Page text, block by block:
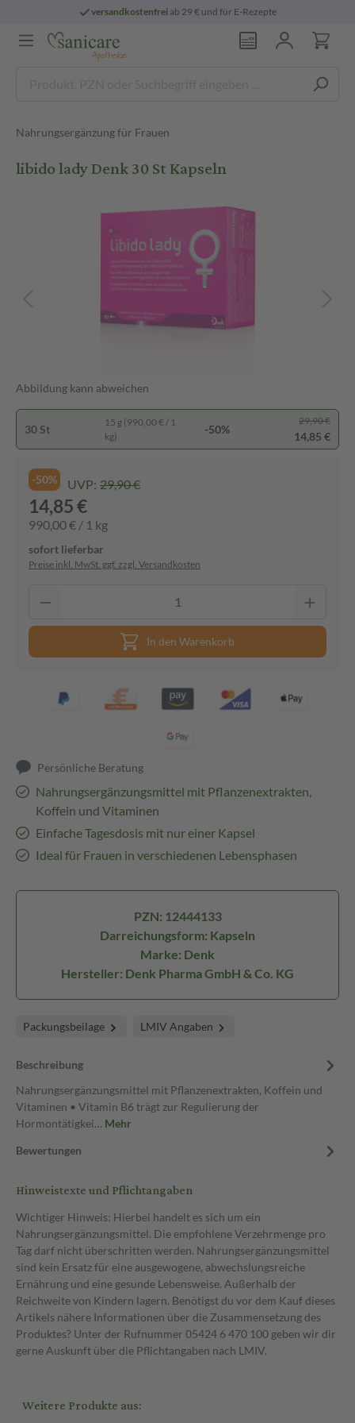
versandkostenfreiab 29 € und für E-Rezepte
Nahrungsergänzung für Frauen
libido lady Denk 30 St Kapseln
Abbildung kann abweichen
30 St
15 g (990,00 € / 1
kg)
-50%
29,90 €
14,85 €
-50% UVP: 29,90 €
14,85 €
990,00 € / 1 kg
sofort lieferbar
Preise inkl. MwSt. ggf. zzgl. Versandkosten
In den Warenkorb
Persönliche Beratung
Nahrungsergänzungsmittel mit Pflanzenextrakten,
Koffein und Vitaminen
Einfache Tagesdosis mit nur einer Kapsel
Ideal für Frauen in verschiedenen Lebensphasen
PZN: 12444133
Darreichungsform: Kapseln
Marke: Denk
Hersteller: Denk Pharma GmbH & Co. KG
Packungsbeilage LMIV Angaben
Beschreibung
Nahrungsergänzungsmittel mit Pflanzenextrakten, Koffein und
Vitaminen • Vitamin B6 trägt zur Regulierung der
Hormontätigkei… Mehr
Bewertungen
Hinweistexte und Pflichtangaben
Wichtiger Hinweis: Hierbei handelt es sich um ein
Nahrungsergänzungsmittel. Die empfohlene Verzehrmenge pro
Tag darf nicht überschritten werden. Nahrungsergänzungsmittel
sind kein Ersatz für eine ausgewogene, abwechslungsreiche
Ernährung und eine gesunde Lebensweise. Außerhalb der
Reichweite von Kindern lagern. Benötigst du vor dem Kauf dieses
Artikels nähere Informationen über die Zusammensetzung des
Produktes? Unter der Rufnummer 05424 6 470 100 geben wir dir
gerne Auskunft über die Pflichtangaben nach LMIV.
Weitere Produkte aus: